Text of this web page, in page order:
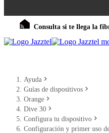
Consulta si te llega la
Ayuda
Guías de dispositivos
Orange
Dive 30
Configura tu dispositivo
Configuración y primer uso